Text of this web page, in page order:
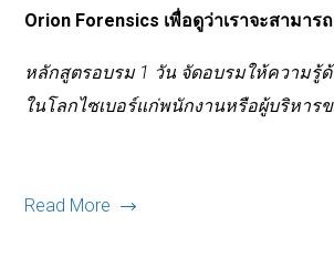
Orion Forensics เพื่อดูว่าเราจะสามาร
หลักสูตรอบรม 1 วัน จัดอบรมให้ความรู้
ในโลกไซเบอร์แก่พนักงานหรือผู้บริหาร
Read More